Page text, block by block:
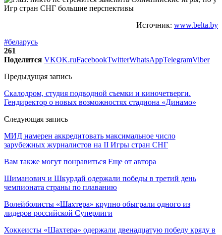
Источник: www.belta.by
#беларусь
261
Поделится VKOK.ruFacebookTwitterWhatsAppTelegramViber
Предыдущая запись
Скалодром, студия подводной съемки и киночетверги.
Гендиректор о новых возможностях стадиона «Динамо»
Следующая запись
МИД намерен аккредитовать максимальное число
зарубежных журналистов на II Игры стран СНГ
Вам также могут понравиться Еще от автора
Шиманович и Шкурдай одержали победы в третий день
чемпионата страны по плаванию
Волейболисты «Шахтера» крупно обыграли одного из
лидеров российской Суперлиги
Хоккеисты «Шахтера» одержали двенадцатую победу кряду в